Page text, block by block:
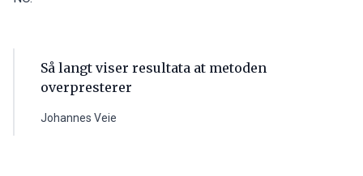
Så langt viser resultata at metoden
overpresterer
Johannes Veie